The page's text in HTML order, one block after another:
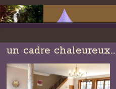
un cadre chaleureux…